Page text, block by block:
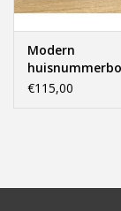
Modern
20 zwart &
€115,00